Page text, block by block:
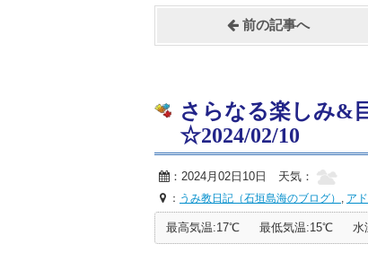
前の記事へ
さらなる楽しみ&
☆2024/02/10
：2024月02日10日 天気：
： うみ教日記（石垣島海のブログ） , ア
最高気温:17℃ 最低気温:15℃ 水